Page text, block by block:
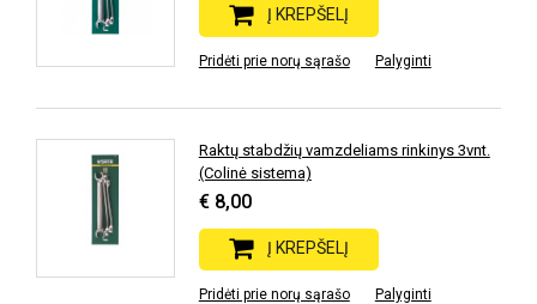
Į KREPŠELĮ
Pridėti prie norų sąrašo Palyginti
Raktų stabdžių vamzdeliams rinkinys 3vnt.
(Colinė sistema)
€ 8,00
Į KREPŠELĮ
Pridėti prie norų sąrašo Palyginti